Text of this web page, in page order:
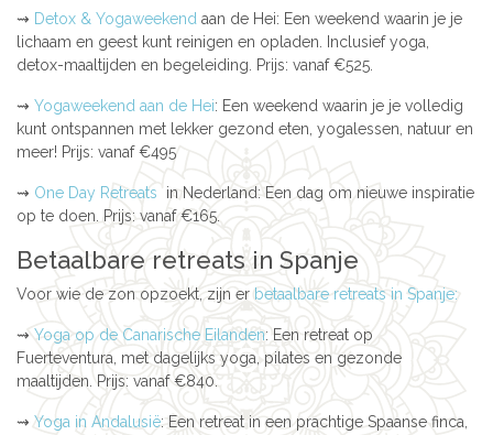
⇝ Detox & Yogaweekend aan de Hei: Een weekend waarin je je
lichaam en geest kunt reinigen en opladen. Inclusief yoga,
detox-maaltijden en begeleiding. Prijs: vanaf €525.
⇝ Yogaweekend aan de Hei: Een weekend waarin je je volledig
kunt ontspannen met lekker gezond eten, yogalessen, natuur en
meer! Prijs: vanaf €495
⇝ One Day Retreats in Nederland: Een dag om nieuwe inspiratie
op te doen. Prijs: vanaf €165.
Betaalbare retreats in Spanje
Voor wie de zon opzoekt, zijn er betaalbare retreats in Spanje:
⇝ Yoga op de Canarische Eilanden: Een retreat op
Fuerteventura, met dagelijks yoga, pilates en gezonde
maaltijden. Prijs: vanaf €840.
⇝ Yoga in Andalusië: Een retreat in een prachtige Spaanse finca,